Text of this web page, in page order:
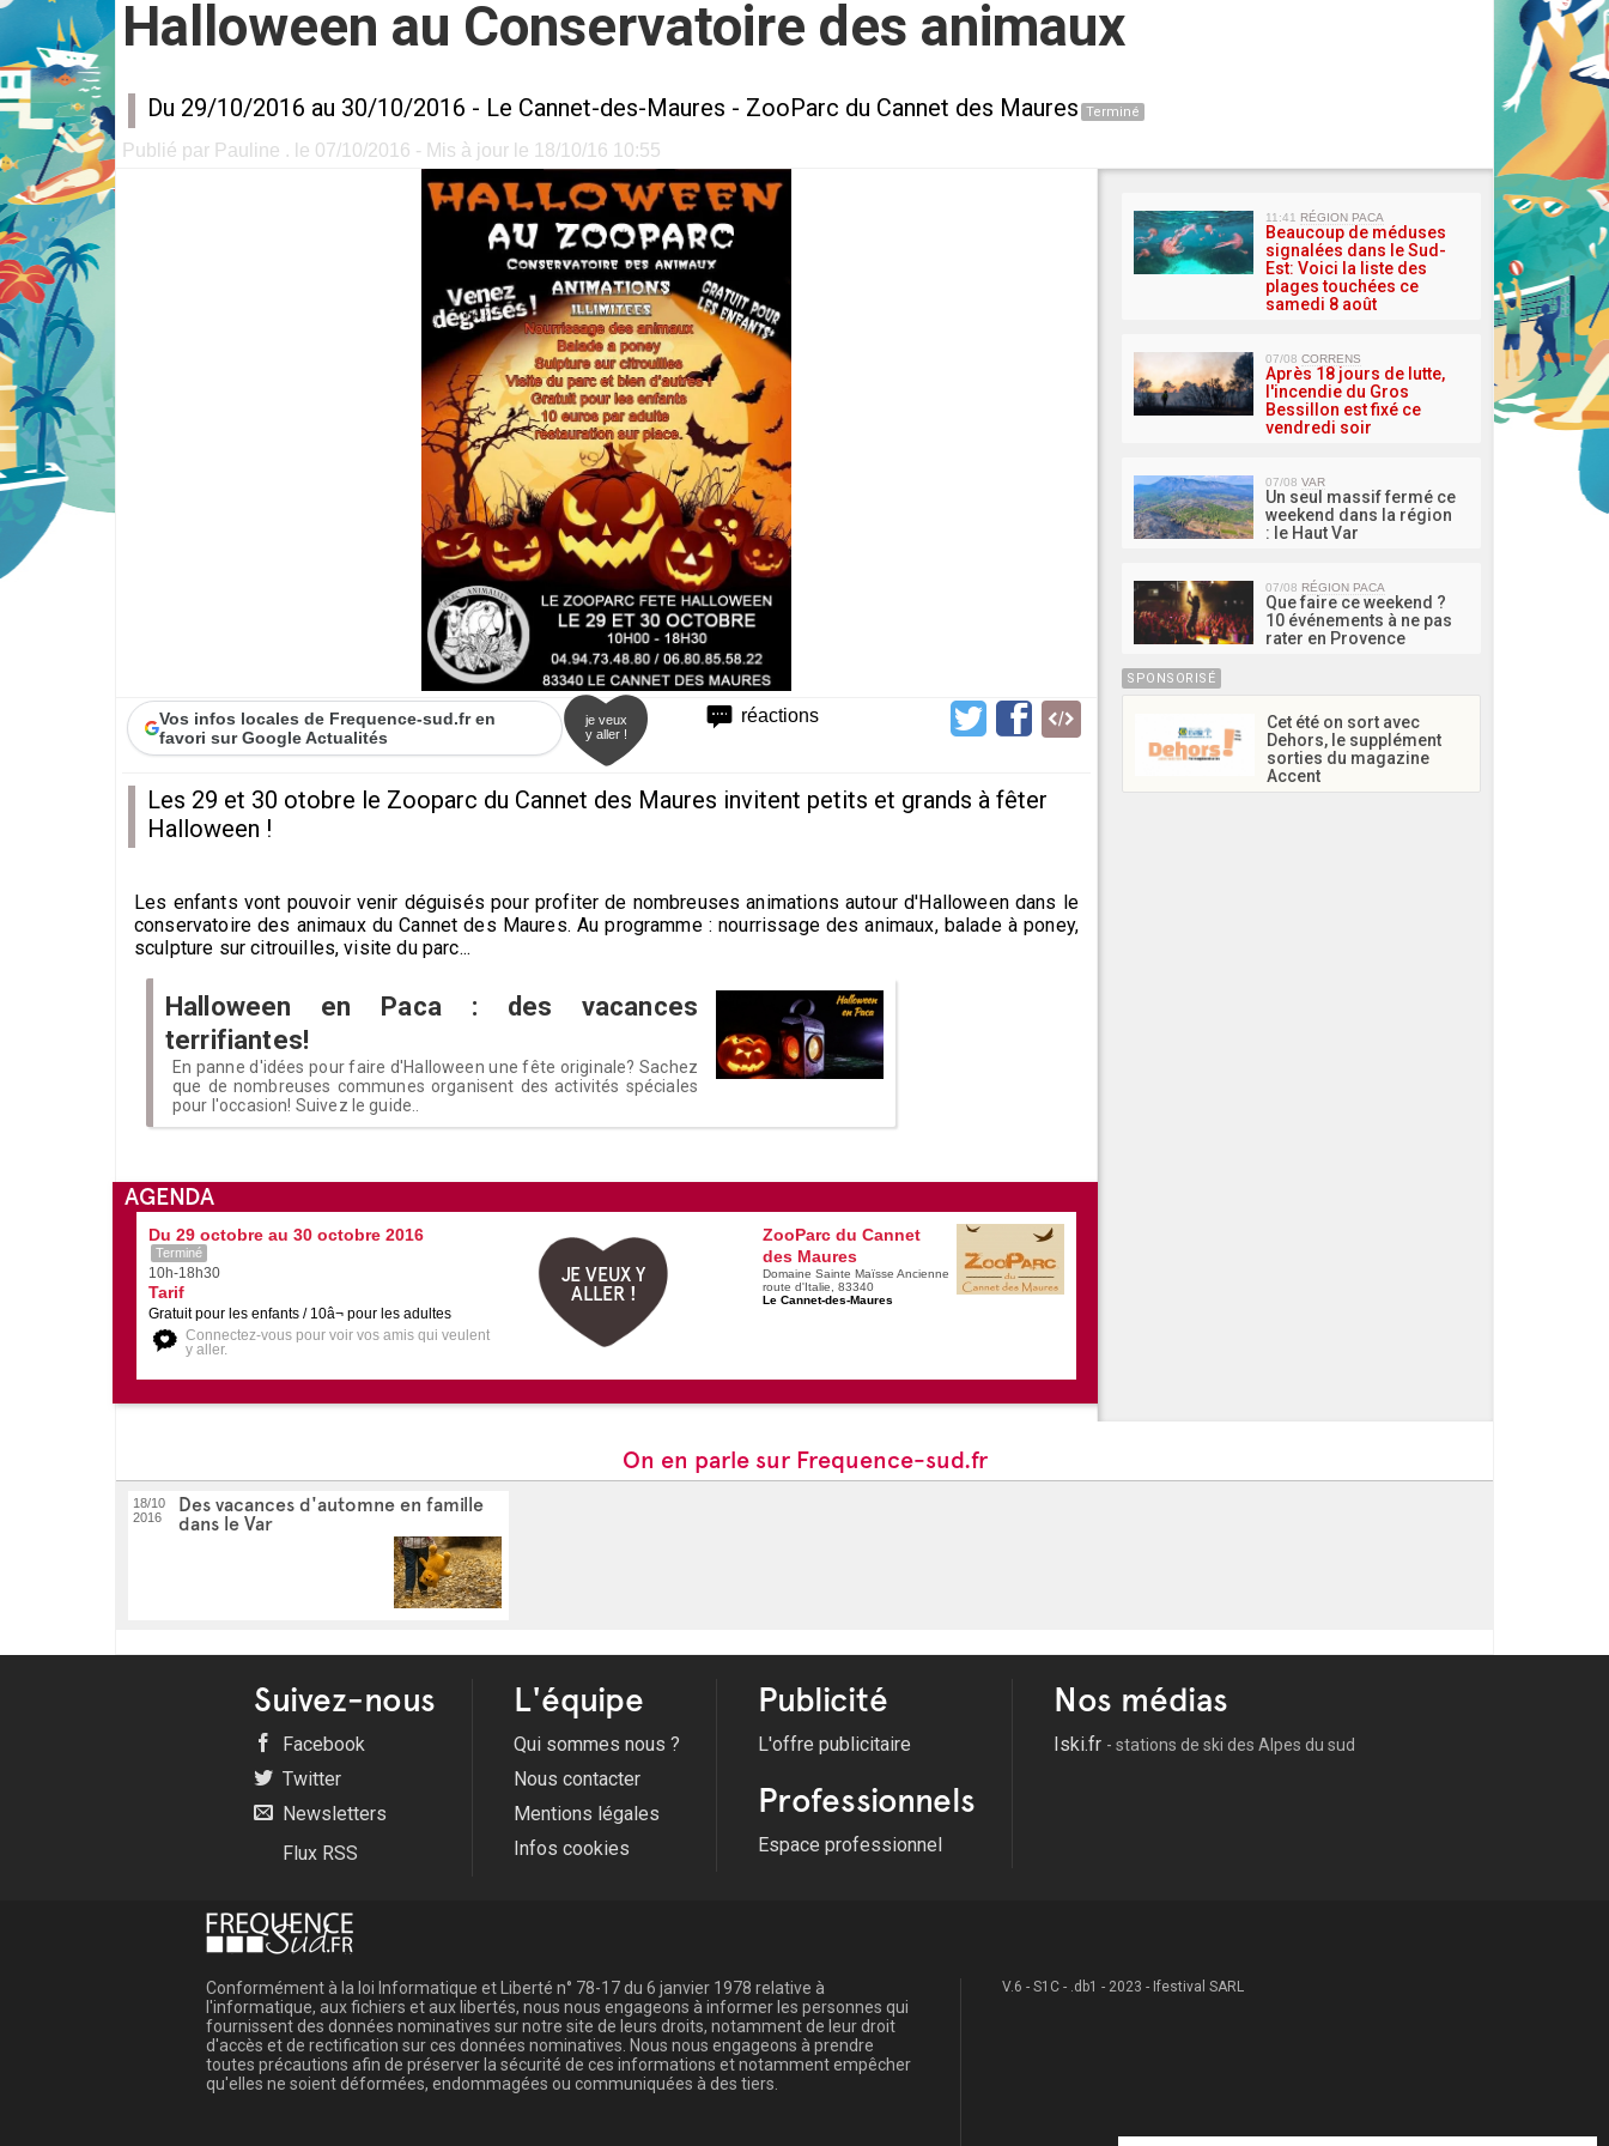
Halloween au Conservatoire des animaux
Du 29/10/2016 au 30/10/2016 - Le Cannet-des-Maures - ZooParc du Cannet des Maures Terminé
Publié par Pauline . le 07/10/2016 - Mis à jour le 18/10/16 10:55
réactions
Vos infos locales de Frequence-sud.fr en
favori sur Google Actualités
je veux
y aller !
Les 29 et 30 otobre le Zooparc du Cannet des Maures invitent petits et grands à fêter
Halloween !
Les enfants vont pouvoir venir déguisés pour profiter de nombreuses animations autour d'Halloween dans le
conservatoire des animaux du Cannet des Maures. Au programme : nourrissage des animaux, balade à poney,
sculpture sur citrouilles, visite du parc...
Halloween en Paca : des vacances
terrifiantes!
En panne d'idées pour faire d'Halloween une fête originale? Sachez
que de nombreuses communes organisent des activités spéciales
pour l'occasion! Suivez le guide..
AGENDA
Du 29 octobre au 30 octobre 2016
Terminé
10h-18h30
Tarif
Gratuit pour les enfants / 10â¬ pour les adultes
Connectez-vous pour voir vos amis qui veulent
y aller.
JE VEUX Y
ALLER !
ZooParc du Cannet
des Maures
Domaine Sainte Maïsse Ancienne
route d'Italie, 83340
Le Cannet-des-Maures
MA
11:41 RÉGION PACA
Beaucoup de méduses
signalées dans le Sud-
Est: Voici la liste des
plages touchées ce
samedi 8 août
07/08 CORRENS
Après 18 jours de lutte,
l'incendie du Gros
Bessillon est fixé ce
vendredi soir
07/08 VAR
Un seul massif fermé ce
weekend dans la région
: le Haut Var
07/08 RÉGION PACA
Que faire ce weekend ?
10 événements à ne pas
rater en Provence
SPONSORISÉ
Cet été on sort avec
Dehors, le supplément
sorties du magazine
Accent
On en parle sur Frequence-sud.fr
18/10
2016
Des vacances d'automne en famille
dans le Var
Suivez-nous
Facebook
Twitter
Newsletters
Flux RSS
L'équipe
Qui sommes nous ?
Nous contacter
Mentions légales
Infos cookies
Publicité
L'offre publicitaire
Professionnels
Espace professionnel
Nos médias
Iski.fr - stations de ski des Alpes du sud
Conformément à la loi Informatique et Liberté n° 78-17 du 6 janvier 1978 relative à
l'informatique, aux fichiers et aux libertés, nous nous engageons à informer les personnes qui
fournissent des données nominatives sur notre site de leurs droits, notamment de leur droit
d'accès et de rectification sur ces données nominatives. Nous nous engageons à prendre
toutes précautions afin de préserver la sécurité de ces informations et notamment empêcher
qu'elles ne soient déformées, endommagées ou communiquées à des tiers.
V.6 - S1C - .db1 - 2023 - Ifestival SARL